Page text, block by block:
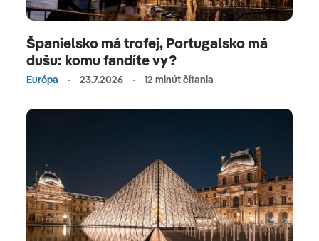
Španielsko má trofej, Portugalsko má
dušu: komu fandíte vy?
Európa 23.7.2026 12 minút čítania